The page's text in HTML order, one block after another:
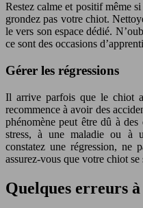
Restez calme et positif même
grondez pas votre chiot.
le vers son espace dédié.
ce sont des occasions
Gérer les régressions
Il arrive parfois que le chiot
recommence à avoir des
phénomène peut être dû à des
stress, à une maladie ou à
constatez une régression, ne
assurez-vous que votre chiot se
Quelques erreurs